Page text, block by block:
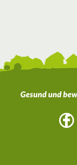
Gesund und